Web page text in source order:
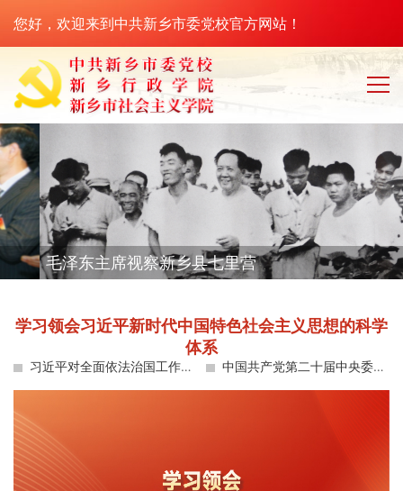
您好，欢迎来到中共新乡市委党校官方网站！
毛泽东主席视察新乡县七里营
学习领会习近平新时代中国特色社会主义思想的科学
体系
习近平对全面依法治国工作作出重要指示 中国共产党第二十届中央委员会第四次全体会议公报